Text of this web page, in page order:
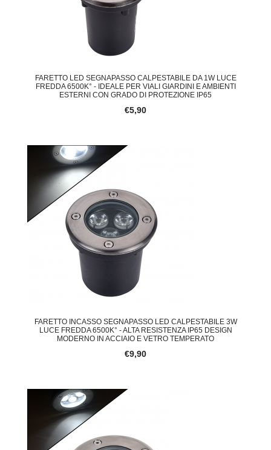
FARETTO LED SEGNAPASSO CALPESTABILE DA 1W LUCE
FREDDA 6500K° - IDEALE PER VIALI GIARDINI E AMBIENTI
ESTERNI CON GRADO DI PROTEZIONE IP65
€5,90
FARETTO INCASSO SEGNAPASSO LED CALPESTABILE 3W
LUCE FREDDA 6500K° - ALTA RESISTENZA IP65 DESIGN
MODERNO IN ACCIAIO E VETRO TEMPERATO
€9,90